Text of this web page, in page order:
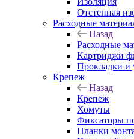
Отстенная
Расходные
Назад
Расходные
Картриджи
Прокладки и
Крепеж
Назад
Крепеж
Хомуты
Фиксаторы
Планки